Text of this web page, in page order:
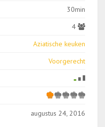
30min
4
Aziatische keuken
Voorgerecht
augustus 24, 2016